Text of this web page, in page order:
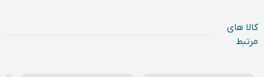
کالا های
مرتبط